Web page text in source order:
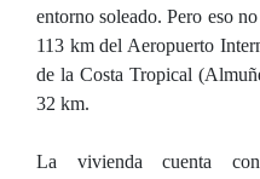
entorno soleado. Pero eso
113 km del Aeropuerto
de la Costa Tropical
32 km.
La vivienda cuenta